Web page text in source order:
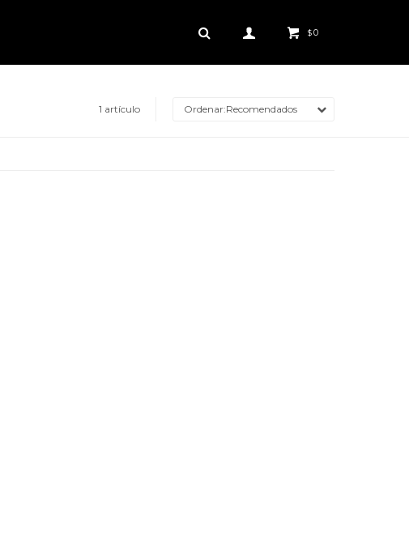
$0
1 artículo Recomendados